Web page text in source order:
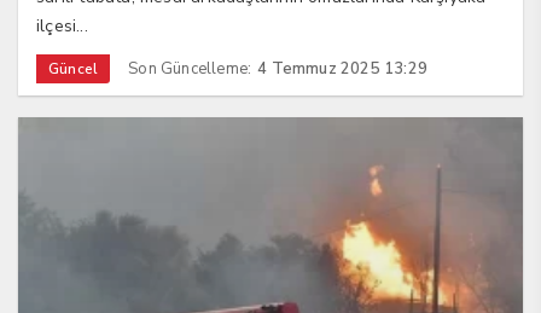
ilçesi...
Güncel Son Güncelleme: 4 Temmuz 2025 13:29